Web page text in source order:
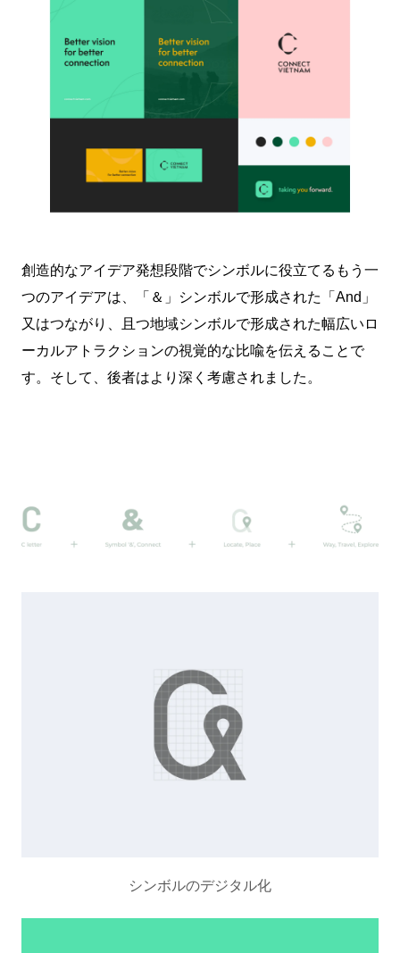
創造的なアイデア発想段階でシンボルに役立てるもう一
つのアイデアは、「＆」シンボルで形成された「And」
又はつながり、且つ地域シンボルで形成された幅広いロ
ーカルアトラクションの視覚的な比喩を伝えることで
す。そして、後者はより深く考慮されました。
シンボルのデジタル化